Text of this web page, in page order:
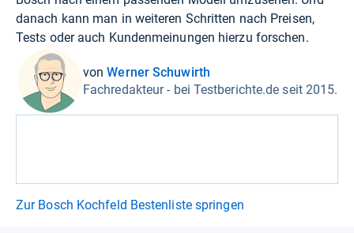
danach kann man in weiteren Schritten nach Preisen,
Tests oder auch Kundenmeinungen hierzu forschen.
vonWerner Schuwirth
Fachredakteur - bei Testberichte.de seit 2015.
Zur Bosch Kochfeld Bestenliste springen